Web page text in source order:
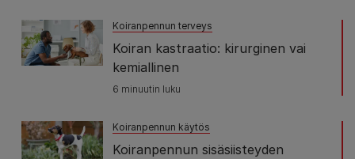
Koiranpennun terveys
Koiran kastraatio: kirurginen vai
kemiallinen
6 minuutin luku
Koiranpennun käytös
Koiranpennun sisäsiisteyden